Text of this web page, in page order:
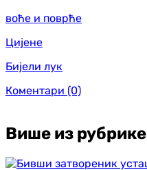
воће и поврће
Цијене
Бијели лук
Коментари (0)
Више из рубрике